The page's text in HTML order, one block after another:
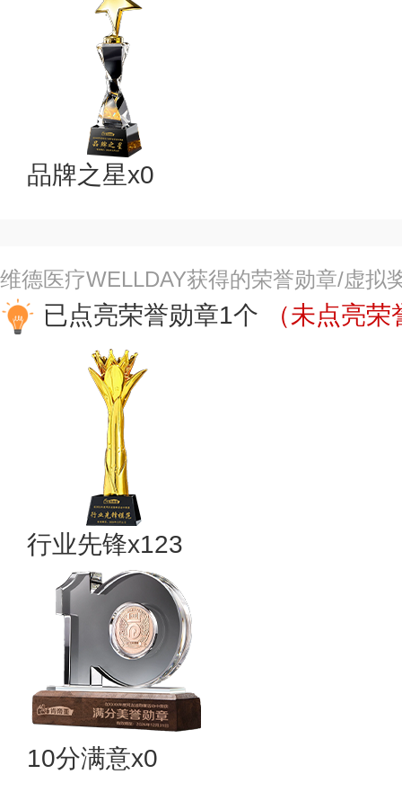
品牌之星x0
维德医疗WELLDAY获得的荣誉勋章/虚拟
已点亮荣誉勋章1个 （未点亮
行业先锋x123
10分满意x0